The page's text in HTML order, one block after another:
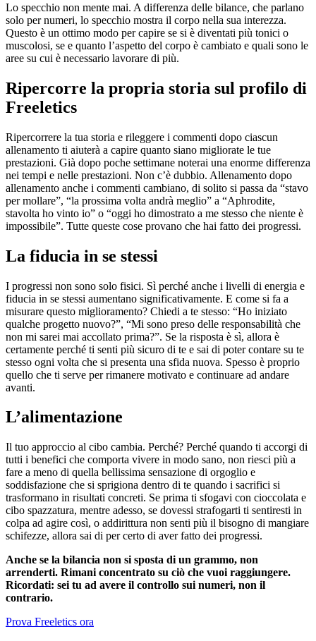
Lo specchio non mente mai. A differenza delle bilance, che parlano
solo per numeri, lo specchio mostra il corpo nella sua interezza.
Questo è un ottimo modo per capire se si è diventati più tonici o
muscolosi, se e quanto l’aspetto del corpo è cambiato e quali sono le
aree su cui è necessario lavorare di più.
Ripercorre la propria storia sul profilo di
Freeletics
Ripercorrere la tua storia e rileggere i commenti dopo ciascun
allenamento ti aiuterà a capire quanto siano migliorate le tue
prestazioni. Già dopo poche settimane noterai una enorme differenza
nei tempi e nelle prestazioni. Non c’è dubbio. Allenamento dopo
allenamento anche i commenti cambiano, di solito si passa da “stavo
per mollare”, “la prossima volta andrà meglio” a “Aphrodite,
stavolta ho vinto io” o “oggi ho dimostrato a me stesso che niente è
impossibile”. Tutte queste cose provano che hai fatto dei progressi.
La fiducia in se stessi
I progressi non sono solo fisici. Sì perché anche i livelli di energia e
fiducia in se stessi aumentano significativamente. E come si fa a
misurare questo miglioramento? Chiedi a te stesso: “Ho iniziato
qualche progetto nuovo?”, “Mi sono preso delle responsabilità che
non mi sarei mai accollato prima?”. Se la risposta è sì, allora è
certamente perché ti senti più sicuro di te e sai di poter contare su te
stesso ogni volta che si presenta una sfida nuova. Spesso è proprio
quello che ti serve per rimanere motivato e continuare ad andare
avanti.
L’alimentazione
Il tuo approccio al cibo cambia. Perché? Perché quando ti accorgi di
tutti i benefici che comporta vivere in modo sano, non riesci più a
fare a meno di quella bellissima sensazione di orgoglio e
soddisfazione che si sprigiona dentro di te quando i sacrifici si
trasformano in risultati concreti. Se prima ti sfogavi con cioccolata e
cibo spazzatura, mentre adesso, se dovessi strafogarti ti sentiresti in
colpa ad agire così, o addirittura non senti più il bisogno di mangiare
schifezze, allora sai di per certo di aver fatto dei progressi.
Anche se la bilancia non si sposta di un grammo, non
arrenderti. Rimani concentrato su ciò che vuoi raggiungere.
Ricordati: sei tu ad avere il controllo sui numeri, non il
contrario.
Prova Freeletics ora